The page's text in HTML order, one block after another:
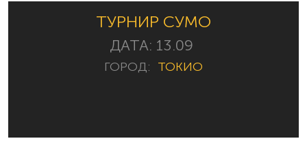
ТУРНИР СУМО
ДАТА: 13.09
ГОРОД: ТОКИО